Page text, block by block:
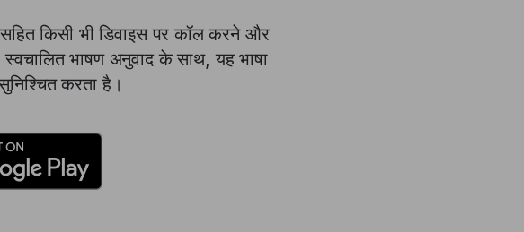
किसी भी डिवाइस पर कॉल करने और
भाषण अनुवाद के साथ, यह भाषा
करता है।